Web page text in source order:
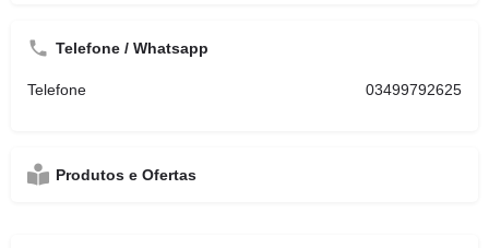
Telefone / Whatsapp
Telefone 03499792625
Produtos e Ofertas